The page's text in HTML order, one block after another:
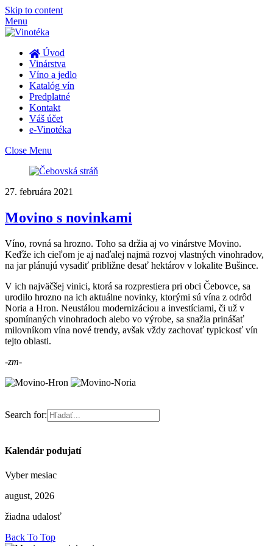
Skip to content
Menu
Úvod
Vinárstva
Víno a jedlo
Katalóg vín
Predplatné
Kontakt
Váš účet
e-Vinotéka
Close Menu
27. februára 2021
Movino s novinkami
Víno, rovná sa hrozno. Toho sa držia aj vo vinárstve Movino.
Keďže ich cieľom je aj naďalej najmä rozvoj vlastných vinohradov,
na jar plánujú vysadiť približne desať hektárov v lokalite Bušince.
V ich najväčšej vinici, ktorá sa rozprestiera pri obci Čebovce, sa
urodilo hrozno na ich aktuálne novinky, ktorými sú vína z odrôd
Noria a Hron. Neustálou modernizáciou a investíciami, či už v
spomínaných vinohradoch alebo vo výrobe, sa snažia prinášať
milovníkom vína nové trendy, avšak vždy zachovať typickosť vín
tejto oblasti.
-zm-
Search for:
Kalendár podujatí
Vyber mesiac
august, 2026
žiadna udalosť
Back To Top